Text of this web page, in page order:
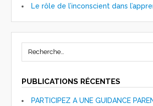
Le rôle de l’inconscient dans
PUBLICATIONS RÉCENTES
PARTICIPEZ A UNE GUIDANCE